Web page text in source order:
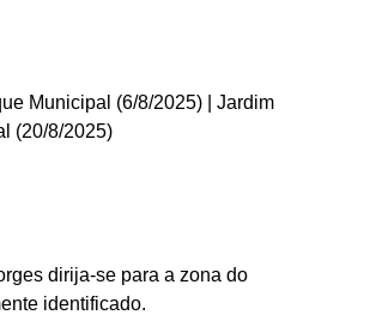
Municipal (6/8/2025) | Jardim
(20/8/2025)
dirija-se para a zona do
identificado.